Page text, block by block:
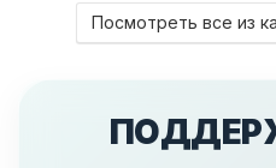
Посмотреть все из